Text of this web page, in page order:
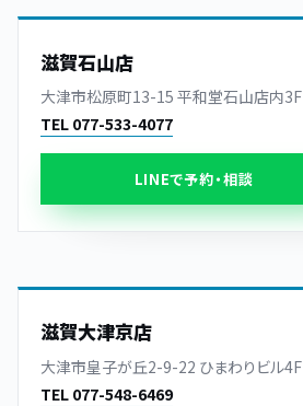
滋賀石山店
大津市松原町13-15 平和堂石山店内3F
TEL 077-533-4077
LINEで予約・相談
滋賀大津京店
大津市皇子が丘2-9-22 ひまわりビル4F
TEL 077-548-6469